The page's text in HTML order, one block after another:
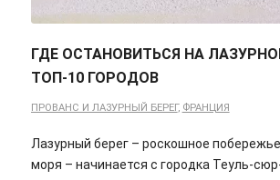
ГДЕ ОСТАНОВИТЬСЯ НА
ТОП-10 ГОРОДОВ
ПРОВАНС И ЛАЗУРНЫЙ БЕРЕГ, ФРАНЦИЯ
Лазурный берег – роскошное
моря – начинается с городка Теуль-